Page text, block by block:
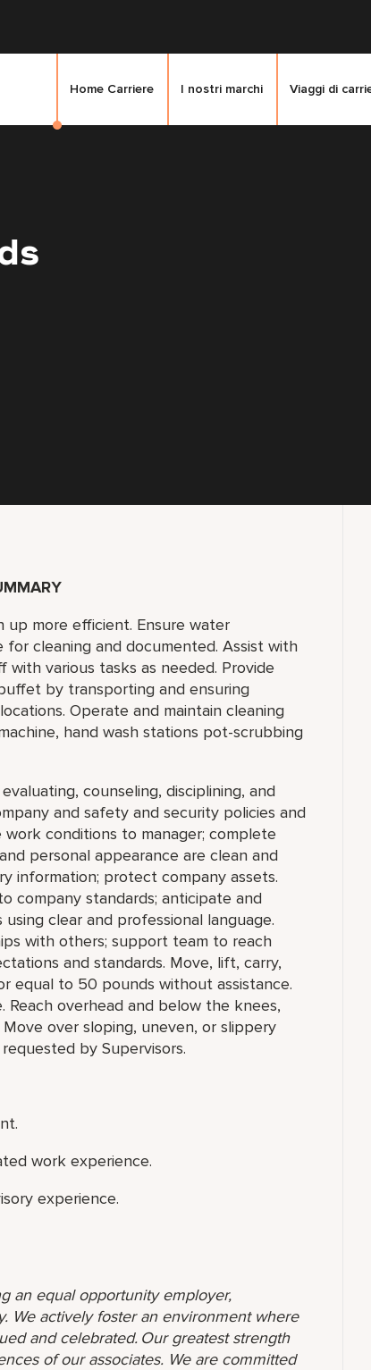
Home Carriere I nostri marchi Viaggi di
up more efficient. Ensure water
cleaning and documented. Assist with
various tasks as needed. Provide
by transporting and ensuring
Operate and maintain cleaning
hand wash stations pot-scrubbing
counseling, disciplining, and
and safety and security policies and
conditions to manager; complete
personal appearance are clean and
information; protect company assets.
company standards; anticipate and
clear and professional language.
with others; support team to reach
and standards. Move, lift, carry,
equal to 50 pounds without assistance.
overhead and below the knees,
over sloping, uneven, or slippery
by Supervisors.
work experience.
experience.
an equal opportunity employer,
We actively foster an environment where
and celebrated. Our greatest strength
of our associates. We are committed